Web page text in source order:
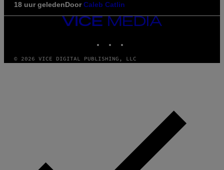
18 uur geledenDoorCaleb Catlin
VICE
MEDIA
© 2026 VICE DIGITAL PUBLISHING, LLC